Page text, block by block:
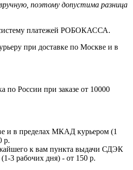
поэтому допустима разница
платежей РОБОКАССА.
при доставке по Москве и в
по России при заказе от 10000
и в пределах МКАД курьером (1
р.
к вам пункта выдачи СДЭК
3 рабочих дня) - от 150 р.